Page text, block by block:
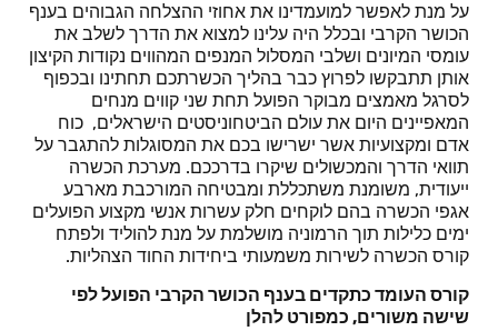
על מנת לאפשר למועמדינו את אחוזי ההצלחה הגבוהים בענף
הכושר הקרבי ובכלל היה עלינו למצוא את הדרך לשלב את
עומסי המיונים ושלבי המסלול המנפים המהווים נקודות הקיצון
אותן תתבקשו לפרוץ כבר בהליך הכשרתכם תחתינו ובכפוף
לסרגל מאמצים מבוקר הפועל תחת שני קווים מנחים
המאפיינים היום את עולם הביטחוניסטים הישראלים, כוח
אדם ומקצועיות אשר ישרישו בכם את המסוגלות להתגבר על
תוואי הדרך והמכשולים שיקרו בדרככם. מערכת הכשרה
ייעודית, משומנת משתכללת ומבטיחה המורכבת מארבע
אגפי הכשרה בהם לוקחים חלק עשרות אנשי מקצוע הפועלים
ימים כלילות תוך הרמוניה מושלמת על מנת להוליד ולפתח
קורס הכשרה לשירות משמעותי ביחידות החוד הצהליות.
קורס העומד כתקדים בענף הכושר הקרבי הפועל לפי
שישה משורים, כמפורט להלן